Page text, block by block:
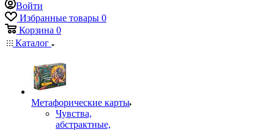
Войти
Избранные товары 0
Корзина 0
Каталог
Mетафорические карты
Чувства,
абстрактные,